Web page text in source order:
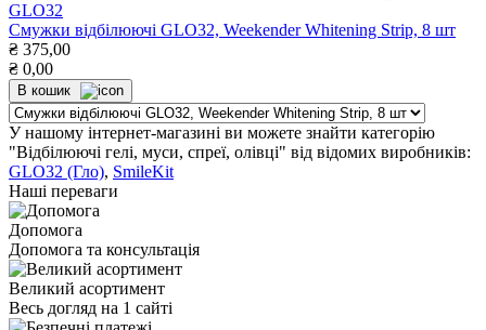
GLO32
Смужки відбілюючі GLO32, Weekender Whitening Strip, 8 шт
₴ 375,00
₴ 0,00
В кошик
У нашому інтернет-магазині ви можете знайти категорію
"Відбілюючі гелі, муси, спреї, олівці" від відомих виробників:
GLO32 (Гло), SmileKit
Наші переваги
Допомога
Допомога та консультація
Великий асортимент
Весь догляд на 1 сайті